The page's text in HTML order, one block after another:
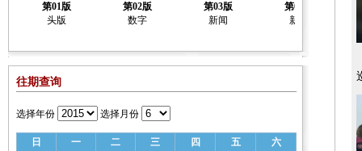
第01版
头版
第02版
数字
第03版
新闻
第04版
新闻
往期查询
选择年份 选择月份
日 一 二 三 四 五 六